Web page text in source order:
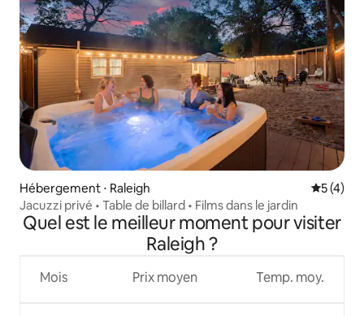
Hébergement ⋅ Raleigh
5 (4)
Jacuzzi privé • Table de billard • Films dans le jardin
Quel est le meilleur moment pour visiter
Raleigh ?
Mois Prix moyen Temp. moy.